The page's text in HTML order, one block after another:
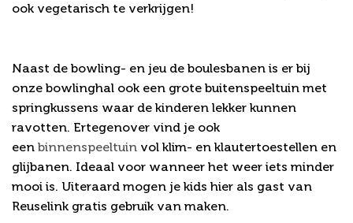
ook vegetarisch te verkrijgen!
Naast de bowling- en jeu de boulesbanen is er bij
onze bowlinghal ook een grote buitenspeeltuin met
springkussens waar de kinderen lekker kunnen
ravotten. Ertegenover vind je ook
een binnenspeeltuin vol klim- en klautertoestellen en
glijbanen. Ideaal voor wanneer het weer iets minder
mooi is. Uiteraard mogen je kids hier als gast van
Reuselink gratis gebruik van maken.